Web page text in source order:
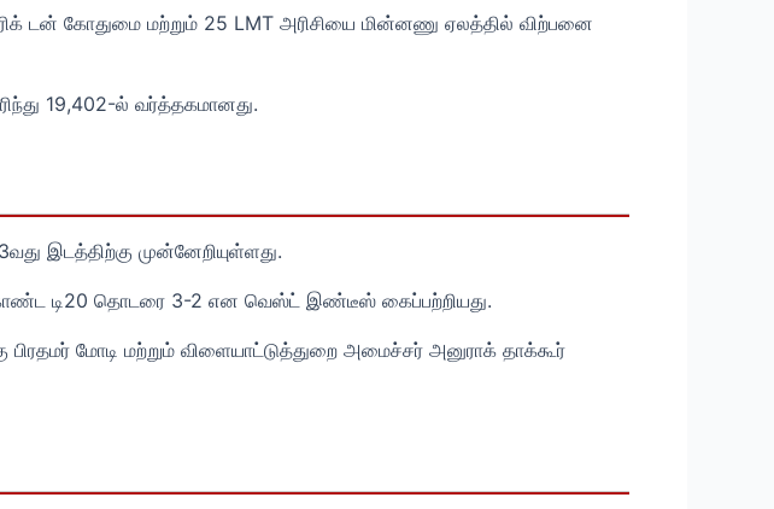
டன் கோதுமை மற்றும் 25 LMT அரிசியை மின்னணு ஏலத்தில் விற்பனை
19,402-ல் வர்த்தகமானது.
இடத்திற்கு முன்னேறியுள்ளது.
கொண்ட டி20 தொடரை 3-2 என வெஸ்ட் இண்டீஸ் கைப்பற்றியது.
மோடி மற்றும் விளையாட்டுத்துறை அமைச்சர் அனுராக் தாக்கூர்